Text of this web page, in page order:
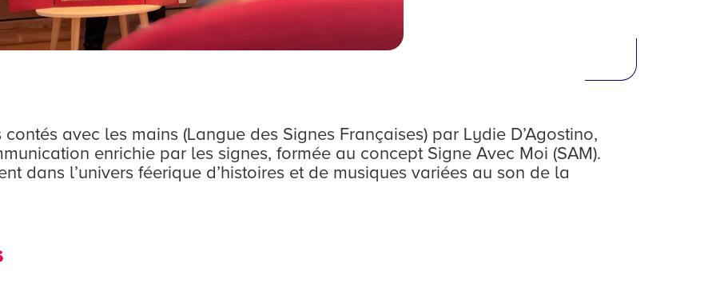
avec les mains (Langue des Signes Françaises) par Lydie D’Agostino,
enrichie par les signes, formée au concept Signe Avec Moi (SAM).
dans l’univers féerique d’histoires et de musiques variées au son de la